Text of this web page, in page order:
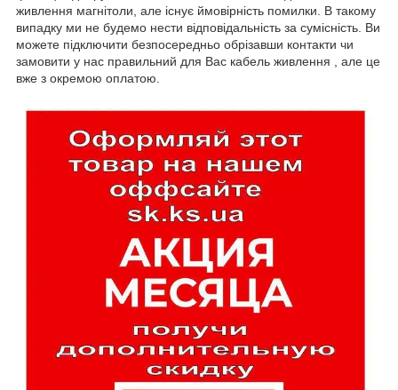
живлення магнітоли, але існує ймовірність помилки. В такому
випадку ми не будемо нести відповідальність за сумісність. Ви
можете підключити безпосередньо обрізавши контакти чи
замовити у нас правильний для Вас кабель живлення , але це
вже з окремою оплатою.